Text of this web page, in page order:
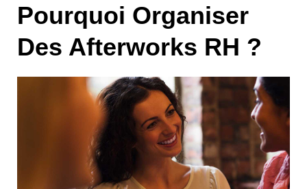
Pourquoi Organiser
Des Afterworks RH ?